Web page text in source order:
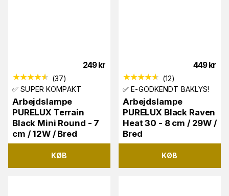
249 kr
(37)
✅ SUPER KOMPAKT
Arbejdslampe
PURELUX Terrain
Black Mini Round - 7
cm / 12W / Bred
KØB
449 kr
(12)
✅ E-GODKENDT BAKLYS!
Arbejdslampe
PURELUX Black Raven
Heat 30 - 8 cm / 29W /
Bred
KØB